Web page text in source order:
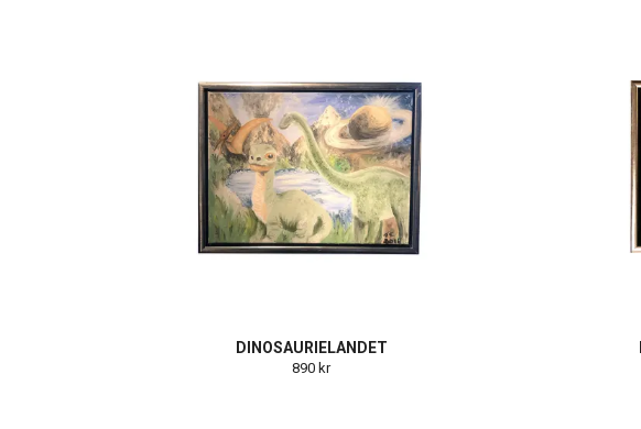
DINOSAURIELANDET
890 kr